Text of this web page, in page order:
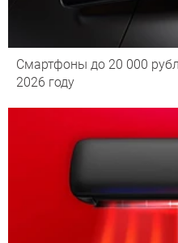
Смартфоны до 20 000
2026 году